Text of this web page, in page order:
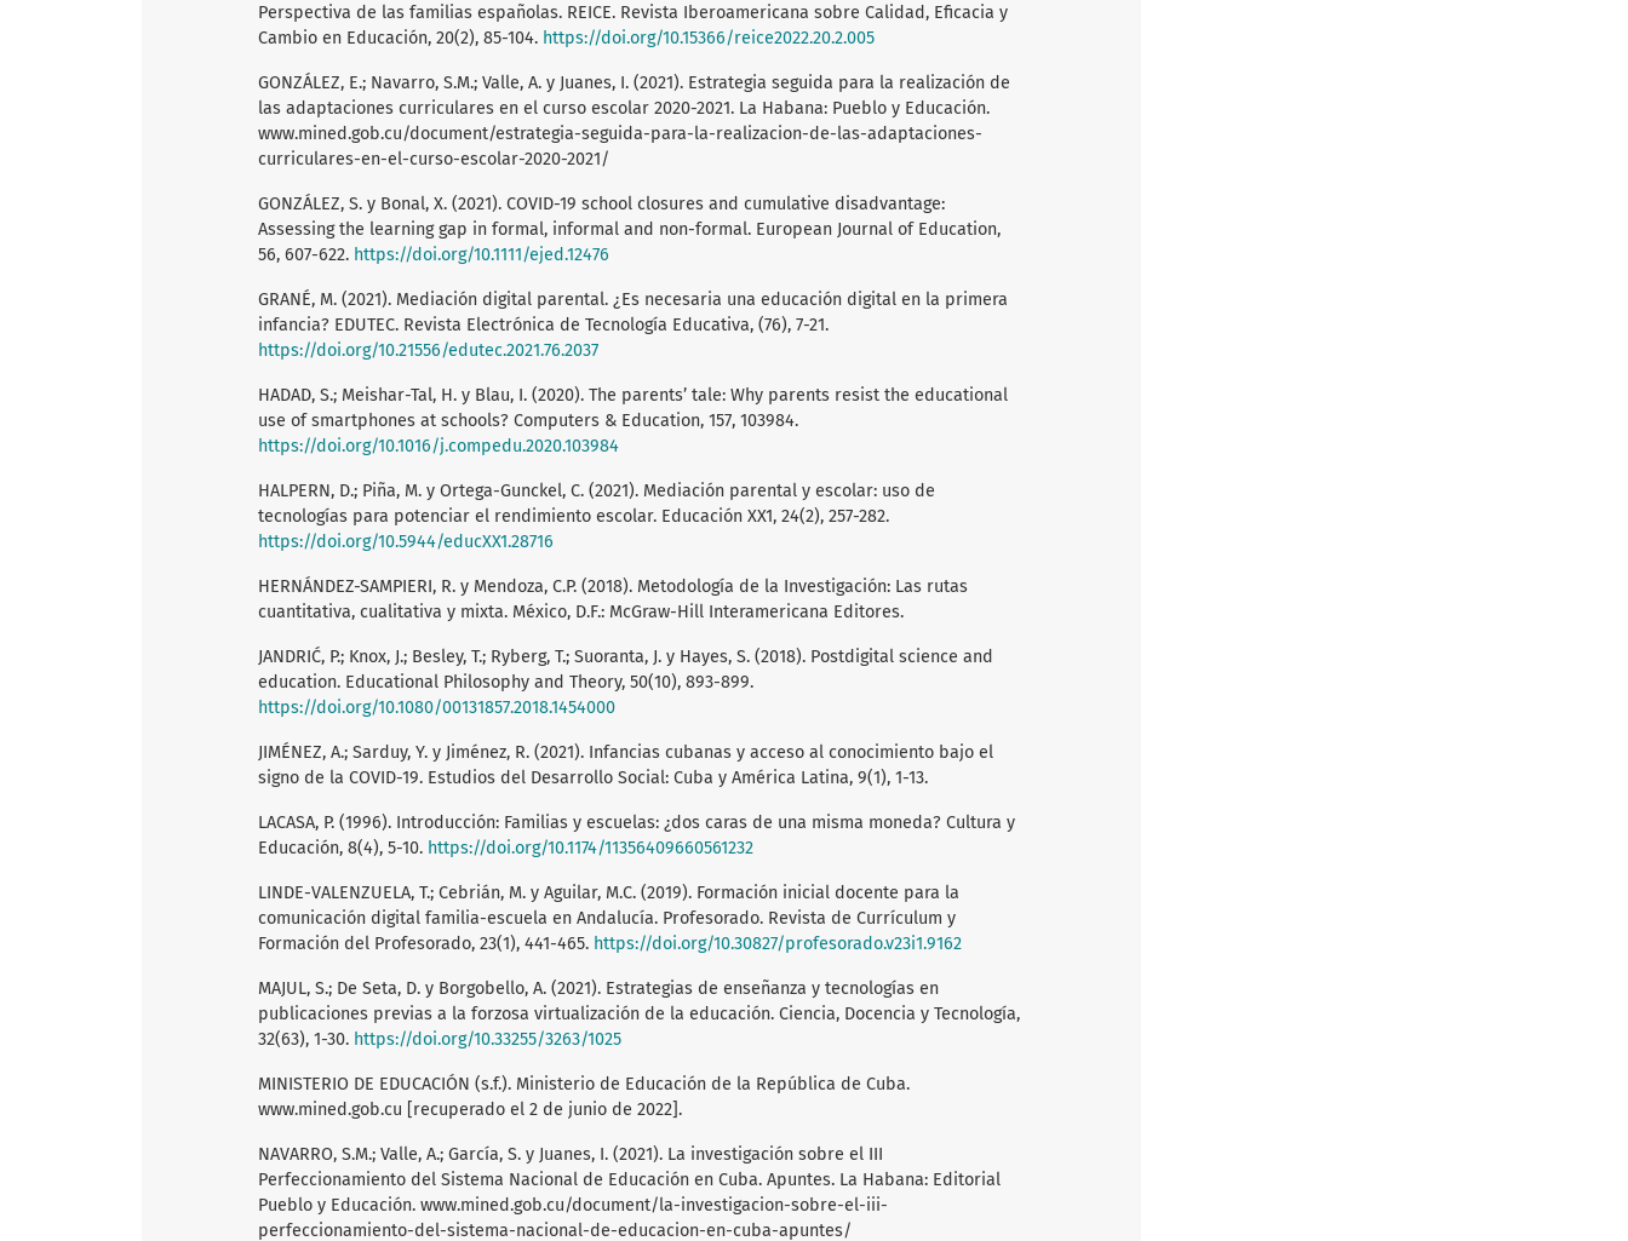
Perspectiva de las familias españolas. REICE. Revista Iberoamericana sobre Calidad, Eficacia y
Cambio en Educación, 20(2), 85-104. https://doi.org/10.15366/reice2022.20.2.005
GONZÁLEZ, E.; Navarro, S.M.; Valle, A. y Juanes, I. (2021). Estrategia seguida para la realización de
las adaptaciones curriculares en el curso escolar 2020-2021. La Habana: Pueblo y Educación.
www.mined.gob.cu/document/estrategia-seguida-para-la-realizacion-de-las-adaptaciones-
curriculares-en-el-curso-escolar-2020-2021/
GONZÁLEZ, S. y Bonal, X. (2021). COVID-19 school closures and cumulative disadvantage:
Assessing the learning gap in formal, informal and non-formal. European Journal of Education,
56, 607-622. https://doi.org/10.1111/ejed.12476
GRANÉ, M. (2021). Mediación digital parental. ¿Es necesaria una educación digital en la primera
infancia? EDUTEC. Revista Electrónica de Tecnología Educativa, (76), 7-21.
https://doi.org/10.21556/edutec.2021.76.2037
HADAD, S.; Meishar-Tal, H. y Blau, I. (2020). The parents’ tale: Why parents resist the educational
use of smartphones at schools? Computers & Education, 157, 103984.
https://doi.org/10.1016/j.compedu.2020.103984
HALPERN, D.; Piña, M. y Ortega-Gunckel, C. (2021). Mediación parental y escolar: uso de
tecnologías para potenciar el rendimiento escolar. Educación XX1, 24(2), 257-282.
https://doi.org/10.5944/educXX1.28716
HERNÁNDEZ-SAMPIERI, R. y Mendoza, C.P. (2018). Metodología de la Investigación: Las rutas
cuantitativa, cualitativa y mixta. México, D.F.: McGraw-Hill Interamericana Editores.
JANDRIĆ, P.; Knox, J.; Besley, T.; Ryberg, T.; Suoranta, J. y Hayes, S. (2018). Postdigital science and
education. Educational Philosophy and Theory, 50(10), 893-899.
https://doi.org/10.1080/00131857.2018.1454000
JIMÉNEZ, A.; Sarduy, Y. y Jiménez, R. (2021). Infancias cubanas y acceso al conocimiento bajo el
signo de la COVID-19. Estudios del Desarrollo Social: Cuba y América Latina, 9(1), 1-13.
LACASA, P. (1996). Introducción: Familias y escuelas: ¿dos caras de una misma moneda? Cultura y
Educación, 8(4), 5-10. https://doi.org/10.1174/11356409660561232
LINDE-VALENZUELA, T.; Cebrián, M. y Aguilar, M.C. (2019). Formación inicial docente para la
comunicación digital familia-escuela en Andalucía. Profesorado. Revista de Currículum y
Formación del Profesorado, 23(1), 441-465. https://doi.org/10.30827/profesorado.v23i1.9162
MAJUL, S.; De Seta, D. y Borgobello, A. (2021). Estrategias de enseñanza y tecnologías en
publicaciones previas a la forzosa virtualización de la educación. Ciencia, Docencia y Tecnología,
32(63), 1-30. https://doi.org/10.33255/3263/1025
MINISTERIO DE EDUCACIÓN (s.f.). Ministerio de Educación de la República de Cuba.
www.mined.gob.cu [recuperado el 2 de junio de 2022].
NAVARRO, S.M.; Valle, A.; García, S. y Juanes, I. (2021). La investigación sobre el III
Perfeccionamiento del Sistema Nacional de Educación en Cuba. Apuntes. La Habana: Editorial
Pueblo y Educación. www.mined.gob.cu/document/la-investigacion-sobre-el-iii-
perfeccionamiento-del-sistema-nacional-de-educacion-en-cuba-apuntes/